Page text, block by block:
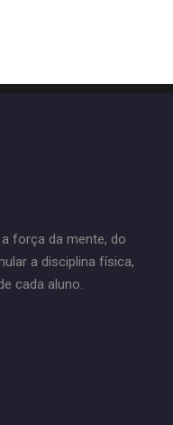
força da mente, do
a disciplina física,
cada aluno.